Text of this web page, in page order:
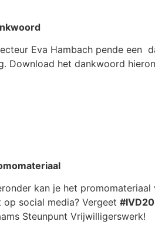
Eva Hambach pende een
Download het dankwoord
kan je het
op social media? Vergeet
Steunpunt Vrijwilligerswerk!